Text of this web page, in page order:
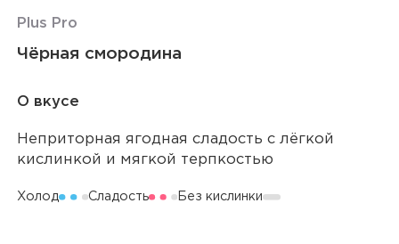
Plus Pro
Чёрная смородина
О вкусе
Неприторная ягодная сладость с лёгкой
кислинкой и мягкой терпкостью
Холод Сладость Без кислинки